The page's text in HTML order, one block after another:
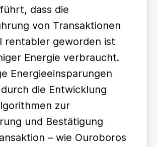
dass die
von Transaktionen
rentabler geworden ist
Energie verbraucht.
Energieeinsparungen
die Entwicklung
zur
und Bestätigung
– wie Ouroboros